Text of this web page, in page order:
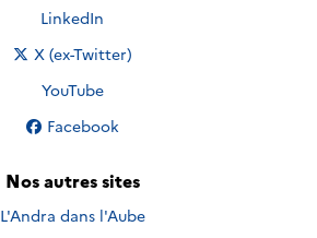
Nous suivre sur
LinkedIn
Nous suivre sur
X (ex-Twitter)
Nous suivre sur
YouTube
Nous suivre sur
Facebook
Nos autres sites
L'Andra dans l'Aube